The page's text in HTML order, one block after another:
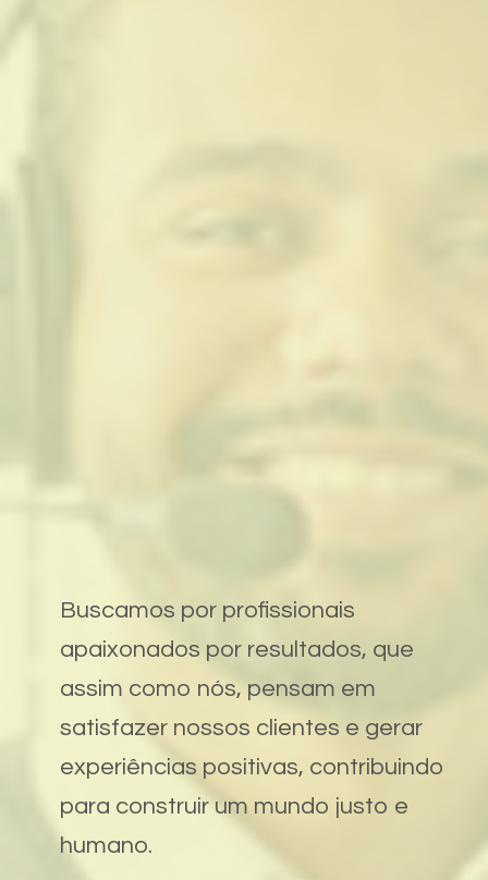
Buscamos por profissionais
apaixonados por resultados, que
assim como nós, pensam em
satisfazer nossos clientes e gerar
experiências positivas, contribuindo
para construir um mundo justo e
humano.